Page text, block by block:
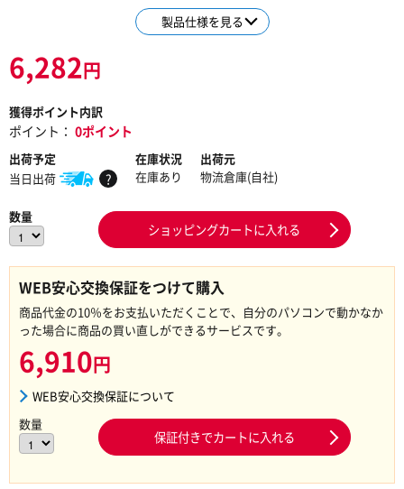
製品仕様を見る
6,282円
獲得ポイント内訳
ポイント： 0ポイント
出荷予定
当日出荷
?
在庫状況
在庫あり
出荷元
物流倉庫(自社)
数量
ショッピングカートに入れる
WEB安心交換保証をつけて購入
商品代金の10％をお支払いただくことで、自分のパソコンで動かなか
った場合に商品の買い直しができるサービスです。
6,910円
WEB安心交換保証について
数量
保証付きでカートに入れる